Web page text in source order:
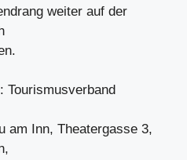
weiter auf der
Tourismusverband
am Inn, Theatergasse 3,